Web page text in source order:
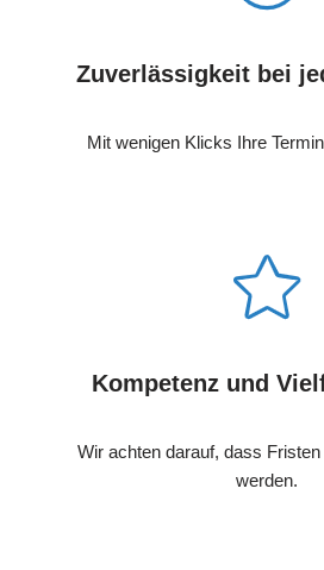
Zuverlässigkeit bei
Mit wenigen Klicks Ihre
Kompetenz und
Wir achten darauf, dass
werden.